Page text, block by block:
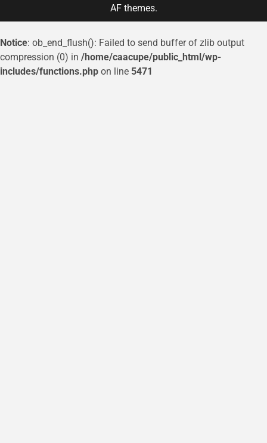
AF themes.
Notice: ob_end_flush(): Failed to send buffer of zlib output
compression (0) in /home/caacupe/public_html/wp-
includes/functions.php on line 5471